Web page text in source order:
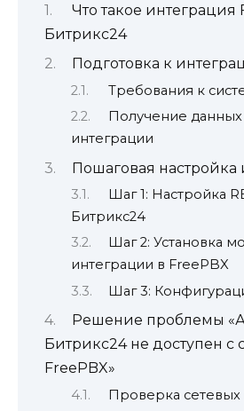
Что такое интеграция
Битрикс24
Подготовка к
Требования к
Получение данных
интеграции
Пошаговая настройка
Шаг 1: Настройка
Битрикс24
Шаг 2: Установка
интеграции в FreePBX
Шаг 3:
Решение проблемы
Битрикс24 не доступен с
FreePBX»
Проверка сетевых